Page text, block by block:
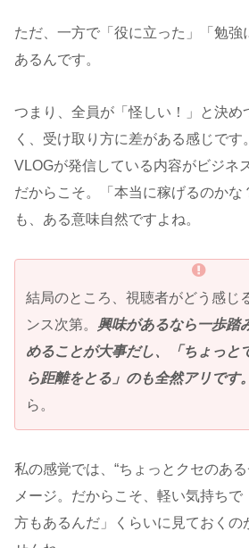
ただ、一方で「役に立った」「勉強
あるんです。
つまり、全員が「怪しい！」と決め
く、受け取り方に差がある感じで
VLOGが発信している内容がビジネ
だからこそ。「本当に稼げるのかな
も、ある意味自然ですよね。
結局のところ、視聴者がどう感じ
ンス次第。 興味があるなら一歩踏
めることが大事だし、「ちょっと
ら距離をとる」のも全然アリです。
ら。
私の感覚では、“ちょっとクセのあ
メージ。だからこそ、軽い気持ちで
方もあるんだ」くらいに見ておくの